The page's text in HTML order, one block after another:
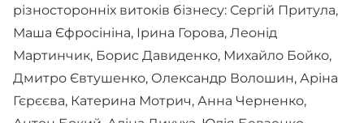
різносторонніх витоків бізнесу: Сергій Притула,
Маша Єфросініна, Ірина Горова, Леонід
Мартинчик, Борис Давиденко, Михайло Бойко,
Дмитро Євтушенко, Олександр Волошин, Аріна
Гєрєєва, Катерина Мотрич, Анна Черненко,